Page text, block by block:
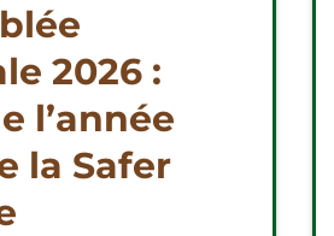
2026 :
l’année
la Safer